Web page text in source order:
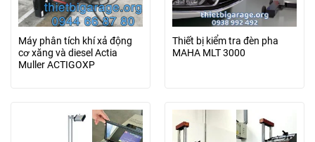
Máy phân tích khí xả động
cơ xăng và diesel Actia
Muller ACTIGOXP
Thiết bị kiểm tra đèn pha
MAHA MLT 3000